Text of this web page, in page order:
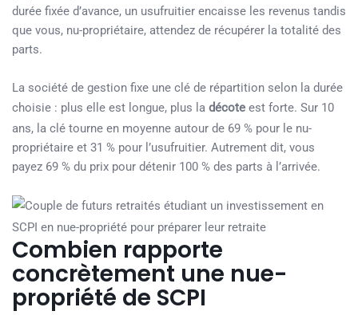
durée fixée d’avance, un usufruitier encaisse les revenus tandis
que vous, nu-propriétaire, attendez de récupérer la totalité des
parts.
La société de gestion fixe une clé de répartition selon la durée
choisie : plus elle est longue, plus la décote est forte. Sur 10
ans, la clé tourne en moyenne autour de 69 % pour le nu-
propriétaire et 31 % pour l’usufruitier. Autrement dit, vous
payez 69 % du prix pour détenir 100 % des parts à l’arrivée.
Combien rapporte
concrètement une nue-
propriété de SCPI